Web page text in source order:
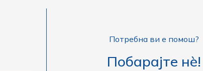
Потребна ви е помош?
Побарајте нè!